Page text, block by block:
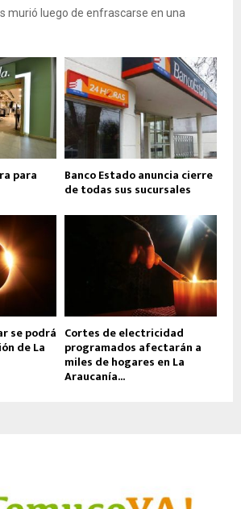
murió luego de enfrascarse en una
para Banco Estado anuncia cierre
de todas sus sucursales
se podrá
de La
Cortes de electricidad
programados afectarán a
miles de hogares en La
Araucanía...